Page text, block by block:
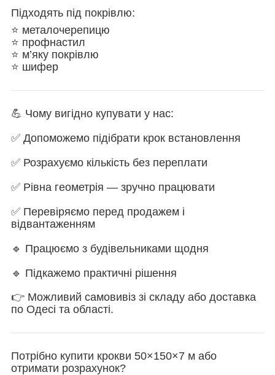
Підходять під покрівлю:
⭐ металочерепицю
⭐ профнастил
⭐ м’яку покрівлю
⭐ шифер
💪 Чому вигідно купувати у нас:
✅ Допоможемо підібрати крок встановлення
✅ Розрахуємо кількість без переплати
✅ Рівна геометрія — зручно працювати
✅ Перевіряємо перед продажем і
відвантаженням
🔹 Працюємо з будівельниками щодня
🔹 Підкажемо практичні рішення
👉 Можливий самовивіз зі складу або доставка
по Одесі та області.
Потрібно купити крокви 50×150×7 м або
отримати розрахунок?